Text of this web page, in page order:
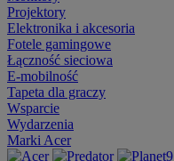
Projektory
Elektronika i akcesoria
Fotele gamingowe
Łączność sieciowa
E-mobilność
Tapeta dla graczy
Wsparcie
Wydarzenia
Marki Acer